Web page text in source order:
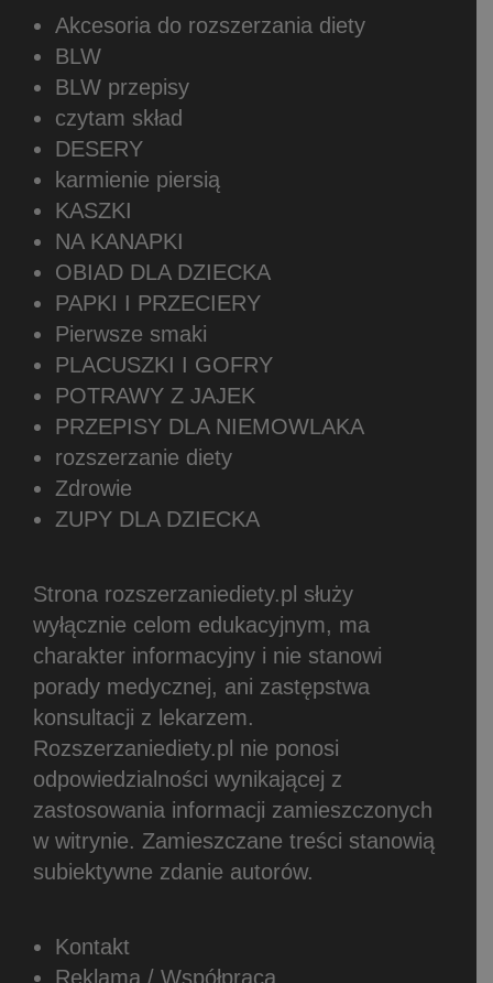
Akcesoria do rozszerzania diety
BLW
BLW przepisy
czytam skład
DESERY
karmienie piersią
KASZKI
NA KANAPKI
OBIAD DLA DZIECKA
PAPKI I PRZECIERY
Pierwsze smaki
PLACUSZKI I GOFRY
POTRAWY Z JAJEK
PRZEPISY DLA NIEMOWLAKA
rozszerzanie diety
Zdrowie
ZUPY DLA DZIECKA
Strona rozszerzaniediety.pl służy
wyłącznie celom edukacyjnym, ma
charakter informacyjny i nie stanowi
porady medycznej, ani zastępstwa
konsultacji z lekarzem.
Rozszerzaniediety.pl nie ponosi
odpowiedzialności wynikającej z
zastosowania informacji zamieszczonych
w witrynie. Zamieszczane treści stanowią
subiektywne zdanie autorów.
Kontakt
Reklama / Współpraca